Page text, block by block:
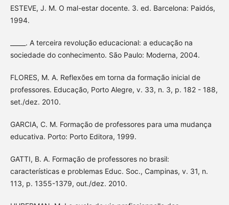
ESTEVE, J. M. O mal-estar docente. 3. ed. Barcelona: Paidós,
1994.
_____. A terceira revolução educacional: a educação na
sociedade do conhecimento. São Paulo: Moderna, 2004.
FLORES, M. A. Reflexões em torna da formação inicial de
professores. Educação, Porto Alegre, v. 33, n. 3, p. 182 - 188,
set./dez. 2010.
GARCIA, C. M. Formação de professores para uma mudança
educativa. Porto: Porto Editora, 1999.
GATTI, B. A. Formação de professores no brasil:
características e problemas Educ. Soc., Campinas, v. 31, n.
113, p. 1355-1379, out./dez. 2010.